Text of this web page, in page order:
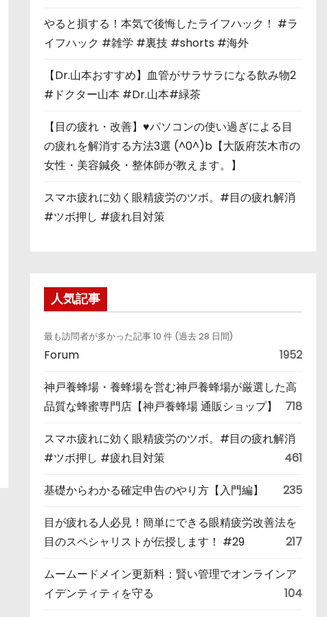
やると損する！本気で後悔したライフハック！ #ラ
イフハック #雑学 #裏技 #shorts #海外
【Dr.山本おすすめ】血管がサラサラになる飲み物2
#ドクター山本 #Dr.山本#緑茶
【目の疲れ・改善】♥パソコンの使い過ぎによる目
の疲れを解消する方法3選 (^0^)b【大阪府茨木市の
女性・美容鍼灸・整体師が教えます。】
スマホ疲れに効く眼精疲労のツボ。#目の疲れ解消
#ツボ押し #疲れ目対策
人気記事
最も訪問者が多かった記事 10 件 (過去 28 日間)
Forum 1952
神戸養蜂場・養蜂場を営む神戸養蜂場が厳選した高
品質な蜂蜜専門店【神戸養蜂場 通販ショップ】
718
スマホ疲れに効く眼精疲労のツボ。#目の疲れ解消
#ツボ押し #疲れ目対策
461
基礎からわかる確定申告のやり方【入門編】 235
目が疲れる人必見！簡単にできる眼精疲労改善法を
目のスペシャリストが伝授します！ #29
217
ムームードメイン更新料：賢い管理でオンラインア
イデンティティを守る
104